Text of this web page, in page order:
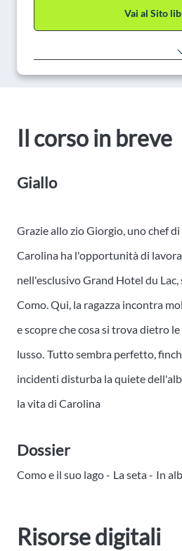
Vai al Sito
Il corso in breve
Giallo
Grazie allo zio Giorgio, uno chef
Carolina ha l'opportunità di
nell'esclusivo Grand Hotel du Lac,
Como. Qui, la ragazza incontra
e scopre che cosa si trova dietro
lusso. Tutto sembra perfetto,
incidenti disturba la quiete
la vita di Carolina
Dossier
Como e il suo lago - La seta - In
Risorse digitali